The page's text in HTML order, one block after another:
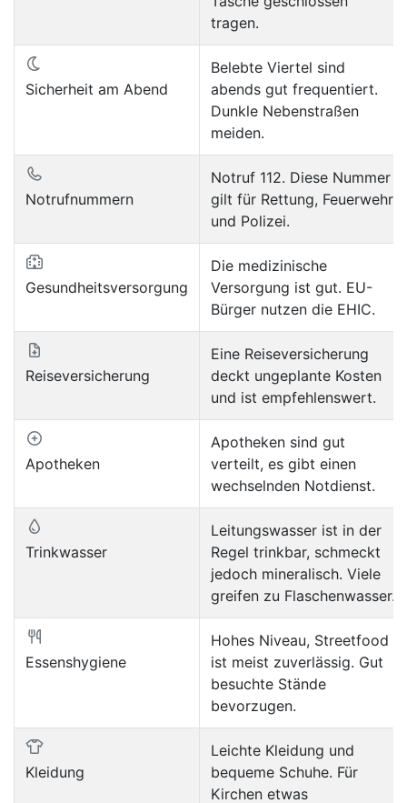
tragen.
Sicherheit am Abend
Belebte Viertel sind
abends gut frequentiert.
Dunkle Nebenstraßen
meiden.
Notrufnummern
Notruf 112. Diese Nummer
gilt für Rettung, Feuerwehr
und Polizei.
Gesundheitsversorgung
Die medizinische
Versorgung ist gut. EU-
Bürger nutzen die EHIC.
Reiseversicherung
Eine Reiseversicherung
deckt ungeplante Kosten
und ist empfehlenswert.
Apotheken
Apotheken sind gut
verteilt, es gibt einen
wechselnden Notdienst.
Trinkwasser
Leitungswasser ist in der
Regel trinkbar, schmeckt
jedoch mineralisch. Viele
greifen zu Flaschenwasser.
Essenshygiene
Hohes Niveau, Streetfood
ist meist zuverlässig. Gut
besuchte Stände
bevorzugen.
Kleidung
Leichte Kleidung und
bequeme Schuhe. Für
Kirchen etwas